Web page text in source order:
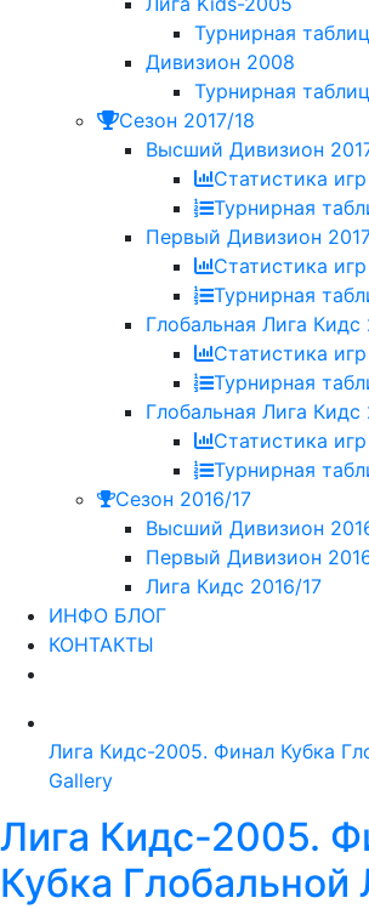
Турнирная
Дивизион 2008
Турнирная
Сезон 2017/18
Высший Дивизион
Статистика игр
Турнирная
Первый Дивизион
Статистика игр
Турнирная
Глобальная Лига Кидс
Статистика игр
Турнирная
Глобальная Лига Кидс
Статистика игр
Турнирная
Сезон 2016/17
Высший Дивизион
Первый Дивизион
Лига Кидс 2016/17
ИНФО БЛОГ
КОНТАКТЫ
Лига Кидс-2005. Финал Кубка
Gallery
Лига Кидс-2005.
Кубка Глобальной